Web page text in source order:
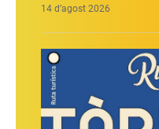
14 d’agost 2026